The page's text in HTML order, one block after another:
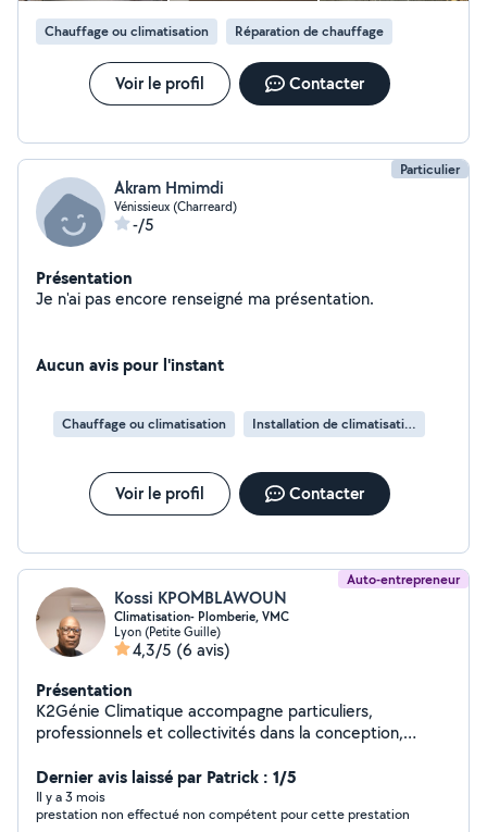
Chauffage ou climatisation Réparation de chauffage
Voir le profil Contacter
Particulier
Akram Hmimdi
Vénissieux (Charreard)
-/5
Présentation
Je n'ai pas encore renseigné ma présentation.
Aucun avis pour l'instant
Chauffage ou climatisation Installation de climatisation
Voir le profil Contacter
Auto-entrepreneur
Kossi KPOMBLAWOUN
Climatisation- Plomberie, VMC
Lyon (Petite Guille)
4,3/5 (6 avis)
Présentation
K2Génie Climatique accompagne particuliers,
professionnels et collectivités dans la conception,
solutions performantes en climatisation, chauffage,
plomberie et ventilation. Notre priorité : un confort
durable, des équipements fiables et des économies
Dernier avis laissé par Patrick : 1/5
Il y a 3 mois
prestation non effectué non compétent pour cette prestation